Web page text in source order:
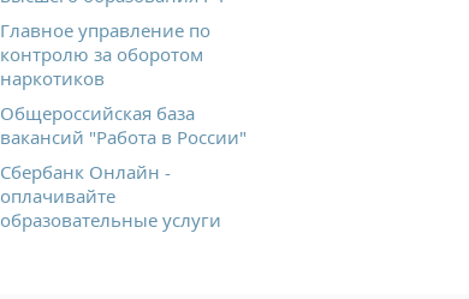
Главное управление по
контролю за оборотом
наркотиков
Общероссийская база
вакансий "Работа в России"
Сбербанк Онлайн -
оплачивайте
образовательные услуги